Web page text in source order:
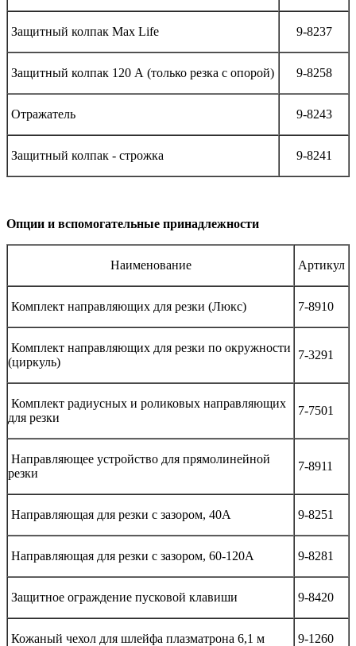
Защитный колпак Max Life 9-8237
Защитный колпак 120 А (только резка с опорой) 9-8258
Отражатель 9-8243
Защитный колпак - строжка 9-8241
Опции и вспомогательные принадлежности
Наименование Артикул
Комплект направляющих для резки (Люкс) 7-8910
Комплект направляющих для резки по окружности
(циркуль)
7-3291
Комплект радиусных и роликовых направляющих
для резки
7-7501
Направляющее устройство для прямолинейной
резки
7-8911
Направляющая для резки с зазором, 40A 9-8251
Направляющая для резки с зазором, 60-120A 9-8281
Защитное ограждение пусковой клавиши 9-8420
Кожаный чехол для шлейфа плазматрона 6,1 м 9-1260